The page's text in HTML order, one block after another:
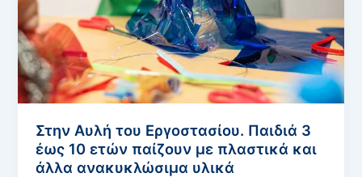
Στην Αυλή του Εργοστασίου. Παιδιά 3
έως 10 ετών παίζουν με πλαστικά και
άλλα ανακυκλώσιμα υλικά